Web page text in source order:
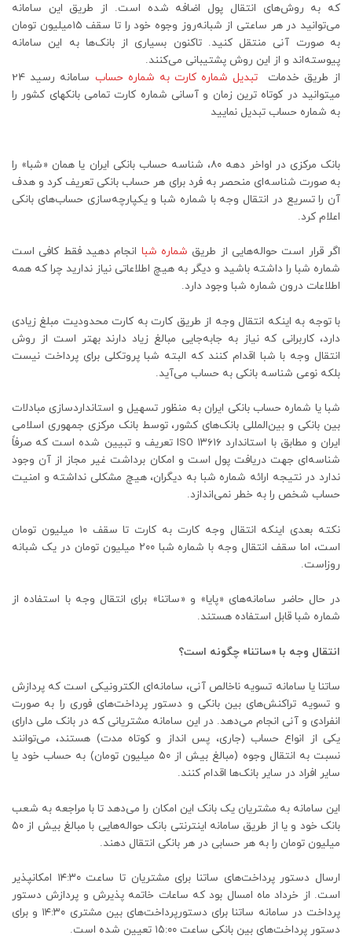
که به روش‌های انتقال پول اضافه شده است. از طریق این سامانه
می‌توانید در هر ساعتی از شبانه‌روز وجوه خود را تا سقف ۱۵میلیون تومان
به صورت آنی منتقل کنید. تاکنون بسیاری از بانک‌ها به این سامانه
پیوسته‌اند و از این روش پشتیبانی می‌کنند.
از طریق خدمات
تبدیل شماره کارت به شماره حساب
سامانه رسید 24
میتوانید در کوتاه ترین زمان و آسانی شماره کارت تمامی بانکهای کشور را
به شماره حساب تبدیل نمایید
بانک مرکزی در اواخر دهه ۸۰، شناسه حساب بانکی ایران یا همان «شبا» را
به صورت شناسه‌ای منحصر به فرد برای هر حساب بانکی تعریف کرد و هدف
آن را تسریع در انتقال وجه با شماره شبا و یکپارچه‌سازی حساب‌های بانکی
اعلام کرد.
اگر قرار است حواله‌هایی از طریق شماره شبا انجام دهید فقط کافی است
شماره شبا را داشته باشید و دیگر به هیچ اطلاعاتی نیاز ندارید چرا که همه
اطلاعات درون شماره شبا وجود دارد.
با توجه به اینکه انتقال وجه از طریق کارت به کارت محدودیت مبلغ زیادی
دارد، کاربرانی که نیاز به جابه‌جایی مبالغ زیاد دارند بهتر است از روش
انتقال وجه با شبا اقدام کنند که البته شبا پروتکلی برای پرداخت نیست
بلکه نوعی شناسه بانکی به حساب می‌آید.
شبا یا شماره حساب بانکی ایران به منظور تسهیل و استاندارد‌سازی مبادلات
بین بانکی و بین‌المللی بانک‌های کشور، توسط بانک مرکزی جمهوری اسلامی
ایران و مطابق با استاندارد ISO ۱۳۶۱۶ تعریف و تبیین شده است که صرفاً
شناسه‌ای جهت دریافت پول است و امکان برداشت غیر مجاز از آن وجود
ندارد در نتیجه ارائه شماره شبا به دیگران، هیچ مشکلی نداشته و امنیت
حساب شخص را به خطر نمی‌اندازد.
نکته بعدی اینکه انتقال وجه کارت به کارت تا سقف ۱۰ میلیون تومان
است، اما سقف انتقال وجه با شماره شبا ۲۰۰ میلیون تومان در یک شبانه
روزاست.
در حال حاضر سامانه‌های «پایا» و «ساتنا» برای انتقال وجه با استفاده از
شماره شبا قابل استفاده هستند.
انتقال وجه با «ساتنا» چگونه است؟
ساتنا یا سامانه تسویه ناخالص آنی، سامانه‌ای الکترونیکی است که پردازش
و تسویه تراکنش‌های بین بانکی و دستور پرداخت‌های فوری را به صورت
انفرادی و آنی انجام می‌دهد. در این سامانه مشتریانی که در بانک ملی دارای
یکی از انواع حساب (جاری، پس انداز و کوتاه مدت) هستند، می‌توانند
نسبت به انتقال وجوه (مبالغ بیش از ۵۰ میلیون تومان) به حساب خود یا
سایر افراد در سایر بانک‌ها اقدام کنند.
این سامانه به مشتریان یک بانک این امکان را می‌دهد تا با مراجعه به شعب
بانک خود و یا از طریق سامانه اینترنتی بانک حواله‌هایی با مبالغ بیش از ۵۰
میلیون تومان را به هر حسابی در هر بانکی انتقال دهند.
ارسال دستور پرداخت‌های ساتنا برای مشتریان تا ساعت ۱۴:۳۰ امکانپذیر
است. از خرداد ماه امسال بود که ساعات خاتمه پذیرش و پردازش دستور
پرداخت در سامانه ساتنا برای دستورپرداخت‌های بین مشتری ۱۴:۳۰ و برای
دستور پرداخت‌های بین بانکی ساعت ۱۵:۰۰ تعیین شده است.